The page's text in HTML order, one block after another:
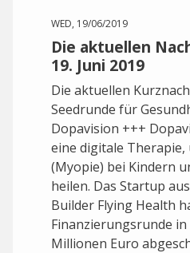
WED, 19/06/2019
Die aktuellen
19. Juni 2019
Die aktuellen
Seedrunde für
Dopavision +++
eine digitale
(Myopie) bei Kindern
heilen. Das Startup
Builder Flying Health
Finanzierungsrunde in
Millionen Euro